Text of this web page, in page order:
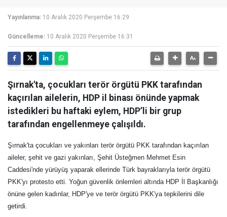
Yayınlanma: 10 Aralık 2020 Perşembe 16:29
Güncelleme: 10 Aralık 2020 Perşembe 16:31
Şırnak'ta, çocukları terör örgütü PKK tarafından
kaçırılan ailelerin, HDP il binası önünde yapmak
istedikleri bu haftaki eylem, HDP’li bir grup
tarafından engellenmeye çalışıldı.
Şırnak'ta çocukları ve yakınları terör örgütü PKK tarafından kaçırılan
aileler, şehit ve gazi yakınları, Şehit Üsteğmen Mehmet Esin
Caddesi'nde yürüyüş yaparak ellerinde Türk bayraklarıyla terör örgütü
PKK'yı protesto etti. Yoğun güvenlik önlemleri altında HDP İl Başkanlığı
önüne gelen kadınlar, HDP'ye ve terör örgütü PKK'ya tepkilerini dile
getirdi.